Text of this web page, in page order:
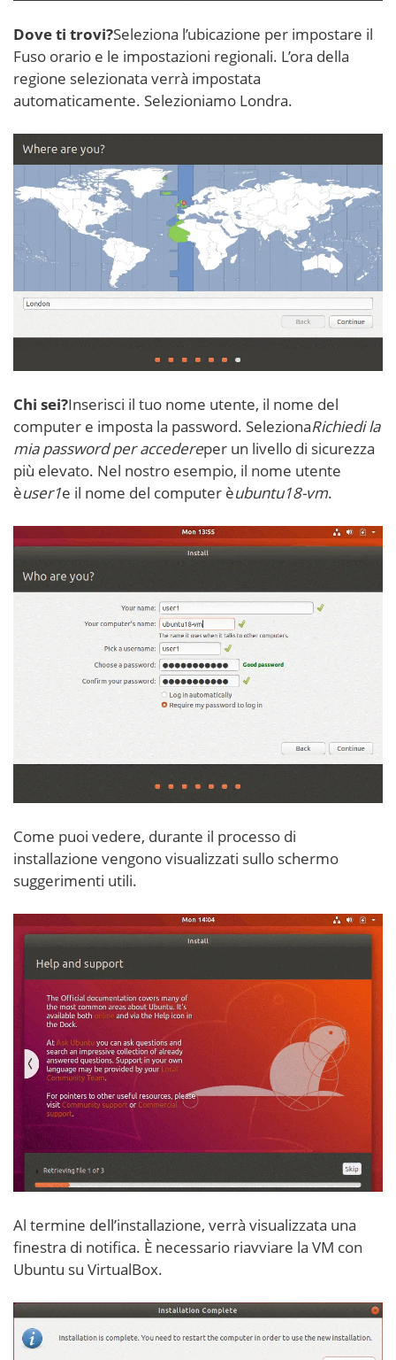
Dove ti trovi?Seleziona l’ubicazione per impostare il
Fuso orario e le impostazioni regionali. L’ora della
regione selezionata verrà impostata
automaticamente. Selezioniamo Londra.
Chi sei?Inserisci il tuo nome utente, il nome del
computer e imposta la password. SelezionaRichiedi la
mia password per accedereper un livello di sicurezza
più elevato. Nel nostro esempio, il nome utente
èuser1e il nome del computer èubuntu18-vm.
Come puoi vedere, durante il processo di
installazione vengono visualizzati sullo schermo
suggerimenti utili.
Al termine dell’installazione, verrà visualizzata una
finestra di notifica. È necessario riavviare la VM con
Ubuntu su VirtualBox.